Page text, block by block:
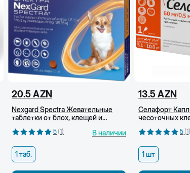
20.5 AZN
Nexgard Spectra Жевательные
таблетки от блох, клещей и
5 (1) В наличии
1 таб.
13.5 AZN
Селафорт
чесоточных
5 (1)
1 шт